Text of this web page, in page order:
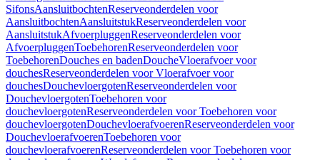
SifonsAansluitbochtenReserveonderdelen voor
AansluitbochtenAansluitstukReserveonderdelen voor
AansluitstukAfvoerpluggenReserveonderdelen voor
AfvoerpluggenToebehorenReserveonderdelen voor
ToebehorenDouches en badenDoucheVloerafvoer voor
douchesReserveonderdelen voor Vloerafvoer voor
douchesDouchevloergotenReserveonderdelen voor
DouchevloergotenToebehoren voor
douchevloergotenReserveonderdelen voor Toebehoren voor
douchevloergotenDouchevloerafvoerenReserveonderdelen voor
DouchevloerafvoerenToebehoren voor
douchevloerafvoerenReserveonderdelen voor Toebehoren voor